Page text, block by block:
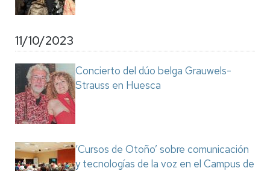
11/10/2023
Concierto del dúo belga Grauwels-
Strauss en Huesca
‘Cursos de Otoño’ sobre comunicación
y tecnologías de la voz en el Campus de